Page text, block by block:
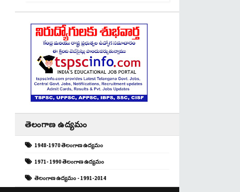
తెలంగాణ ఉద్యమం
1948-1970 తెలంగాణ ఉద్యమం
1971- 1990 తెలంగాణ ఉద్యమం
తెలంగాణ ఉద్యమం - 1991-2014